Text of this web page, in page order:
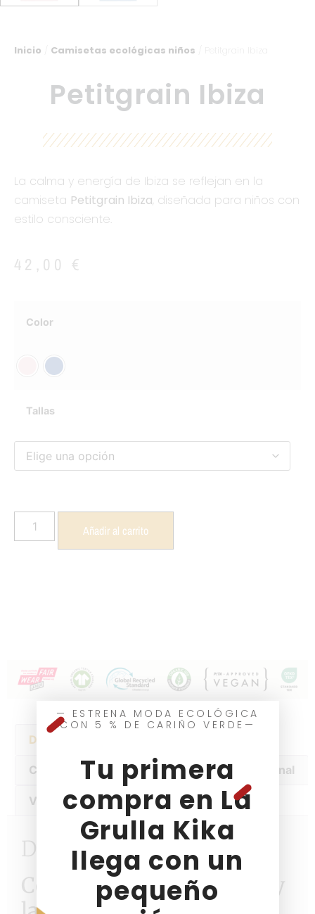
Inicio Camisetas ecológicas niños
Petitgrain Ibiza
La calma y energía de Ibiza se reflejan en la
camiseta Petitgrain Ibiza, diseñada para niños con
estilo consciente.
42,00 €
Color
Tallas
Añadir al carrito
Descripción
Cuidados de la prenda Información adicional
Valoraciones (0)
Descripción
Conexión con la Energía y
— ESTRENA MODA ECOLÓGICA
CON 5 % DE CARIÑO VERDE—
Tu primera
compra en La
Grulla Kika
llega con un
pequeño